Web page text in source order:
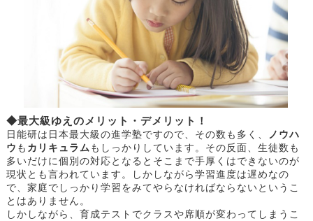
◆最大級ゆえのメリット・デメリット！
日能研は日本最大級の進学塾ですので、その数も多く、
ノウハ
ウ も カリキュラム もしっかりしています。その反面、生徒数も
多いだけに個別の対応となるとそこまで手厚くはできないのが
現状とも言われています。しかしながら学習進度は遅めなの
で、家庭でしっかり学習をみてやらなければならないというこ
とはありません。
しかしながら、育成テストでクラスや席順が変わってしまうこ